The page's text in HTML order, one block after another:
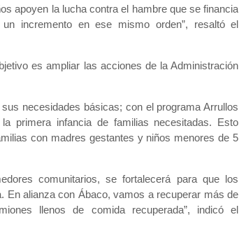
apoyen la lucha contra el hambre que se financia
incremento en ese mismo orden”, resaltó el
es ampliar las acciones de la Administración
necesidades básicas; con el programa Arrullos
primera infancia de familias necesitadas. Esto
con madres gestantes y niños menores de 5
comunitarios, se fortalecerá para que los
En alianza con Ábaco, vamos a recuperar más de
llenos de comida recuperada”, indicó el